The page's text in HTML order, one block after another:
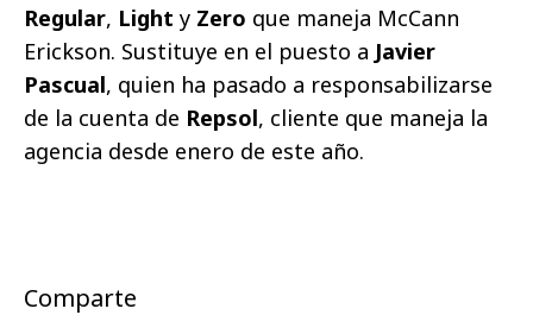
Regular, Light y Zero que maneja McCann
Erickson. Sustituye en el puesto a Javier
Pascual, quien ha pasado a responsabilizarse
de la cuenta de Repsol, cliente que maneja la
agencia desde enero de este año.
Comparte